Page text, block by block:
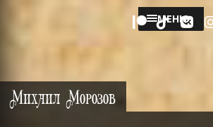
МЕНЮ
Михаил Морозов